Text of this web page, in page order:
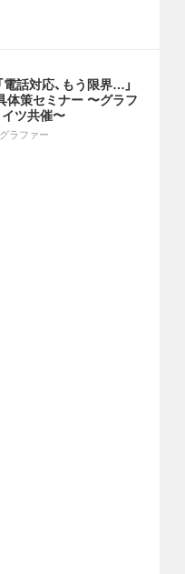
電話対応、もう限界…」
体策セミナー 〜グラフ
ツ共催〜
ラファー